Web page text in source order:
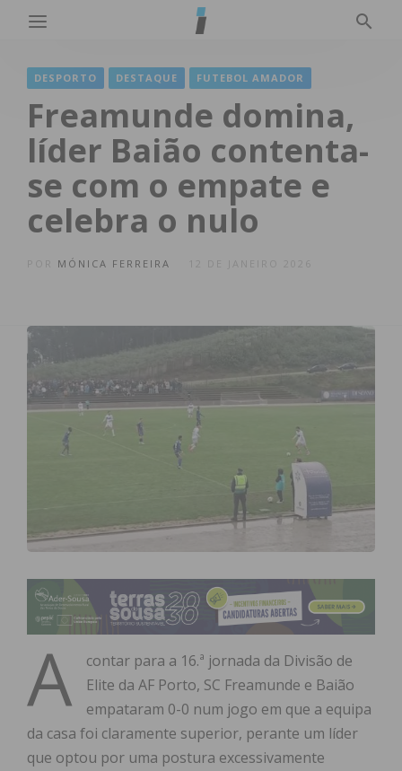
DESPORTO DESTAQUE FUTEBOL AMADOR
Freamunde domina,
líder Baião contenta-
se com o empate e
celebra o nulo
MÓNICA FERREIRA 12 DE JANEIRO 2026
A
contar para a 16.ª jornada da Divisão de
Elite da AF Porto, SC Freamunde e Baião
empataram 0-0 num jogo em que a equipa
da casa foi claramente superior, perante um líder
que optou por uma postura excessivamente